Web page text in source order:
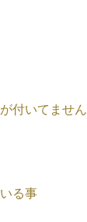
付いてませ
る事